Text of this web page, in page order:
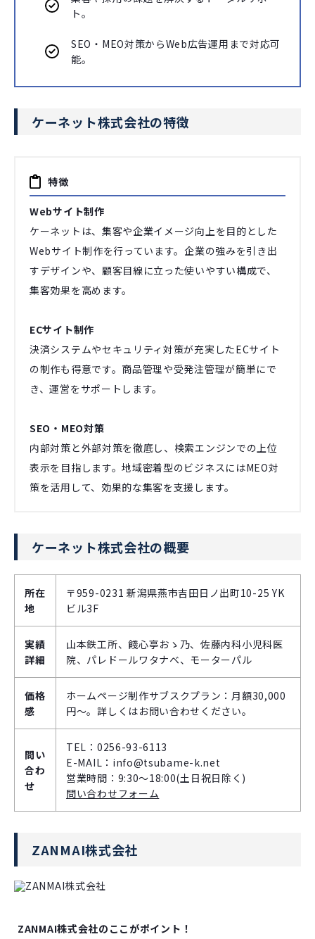
ト。
SEO・MEO対策からWeb広告運用まで対応可
能。
ケーネット株式会社の特徴
特徴
Webサイト制作
ケーネットは、集客や企業イメージ向上を目的とした
Webサイト制作を行っています。企業の強みを引き出
すデザインや、顧客目線に立った使いやすい構成で、
集客効果を高めます。
ECサイト制作
決済システムやセキュリティ対策が充実したECサイト
の制作も得意です。商品管理や受発注管理が簡単にで
き、運営をサポートします。
SEO・MEO対策
内部対策と外部対策を徹底し、検索エンジンでの上位
表示を目指します。地域密着型のビジネスにはMEO対
策を活用して、効果的な集客を支援します。
ケーネット株式会社の概要
所在
地
〒959-0231 新潟県燕市吉田日ノ出町10-25 YK
ビル3F
実績
詳細
山本鉄工所、餞心亭おゝ乃、佐藤内科小児科医
院、パレドールワタナベ、モーターパル
価格
感
ホームページ制作サブスクプラン：月額30,000
円～。詳しくはお問い合わせください。
問い
合わ
せ
TEL：0256-93-6113
E-MAIL：info@tsubame-k.net
営業時間：9:30～18:00(土日祝日除く)
問い合わせフォーム
ZANMAI株式会社
ZANMAI株式会社のここがポイント！